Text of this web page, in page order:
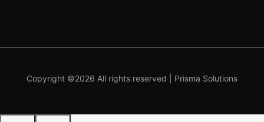
Copyright ©2026 All rights reserved | Prisma Solutions